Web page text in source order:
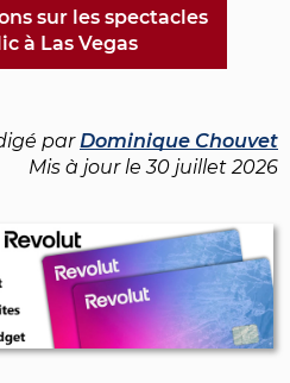
sur les spectacles
à Las Vegas
par Dominique Chouvet
Mis à jour le30 juillet 2026